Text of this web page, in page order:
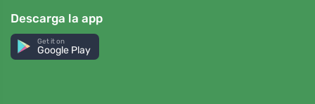
Descarga la app
Get it on
Google Play